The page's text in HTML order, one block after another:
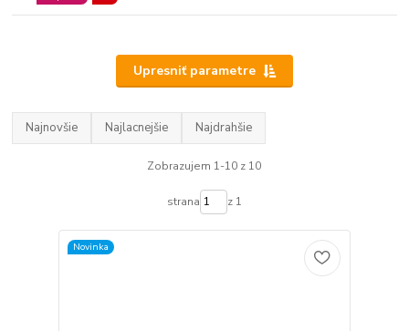
Upresniť parametre
Najnovšie Najlacnejšie Najdrahšie
Zobrazujem 1-10 z 10
strana z 1
Novinka